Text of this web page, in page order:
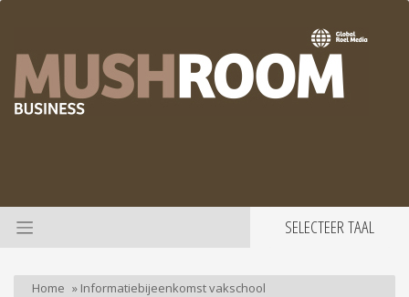
SELECTEER TAAL
Home » Informatiebijeenkomst vakschool